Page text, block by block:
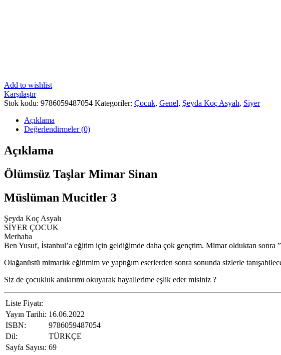
Add to wishlist
Karşılaştır
Stok kodu: 9786059487054 Kategoriler: Çocuk, Genel, Şeyda Koç Asyalı, Siyer
Açıklama
Değerlendirmeler (0)
Açıklama
Ölümsüz Taşlar Mimar Sinan
Müslüman Mucitler 3
Şeyda Koç Asyalı
SİYER ÇOCUK
Merhaba
Ben Yusuf, İstanbul’a eğitim için geldiğimde daha çok gençtim. Mimar olduktan sonra
Olağanüstü mimarlık eğitimim ve yaptığım eserlerden sonra sonunda sizlerle
Siz de çocukluk anılarımı okuyarak hayallerime eşlik eder misiniz ?
Liste Fiyatı:
Yayın Tarihi: 16.06.2022
ISBN:
9786059487054
Dil:
TÜRKÇE
Sayfa Sayısı: 69